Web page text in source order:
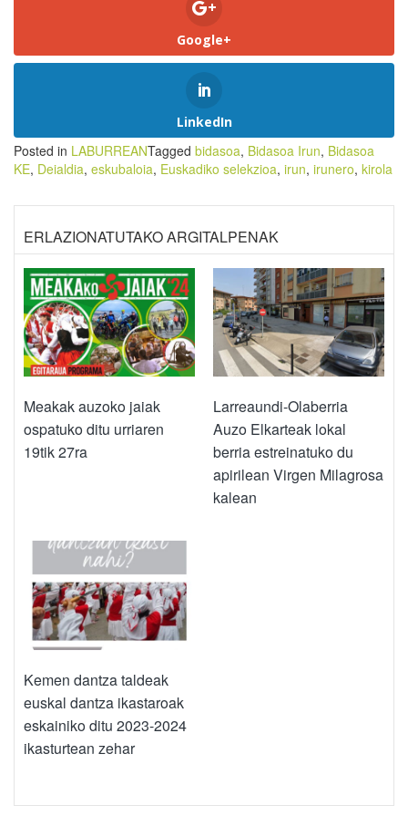
Google+
LinkedIn
Posted in LABURREANTagged bidasoa, Bidasoa Irun, Bidasoa
KE, Deialdia, eskubaloia, Euskadiko selekzioa, irun, irunero, kirola
ERLAZIONATUTAKO ARGITALPENAK
Meakak auzoko jaiak
ospatuko ditu urriaren
19tik 27ra
Larreaundi-Olaberria
Auzo Elkarteak lokal
berria estreinatuko du
apirilean Virgen Milagrosa
kalean
Kemen dantza taldeak
euskal dantza ikastaroak
eskainiko ditu 2023-2024
ikasturtean zehar